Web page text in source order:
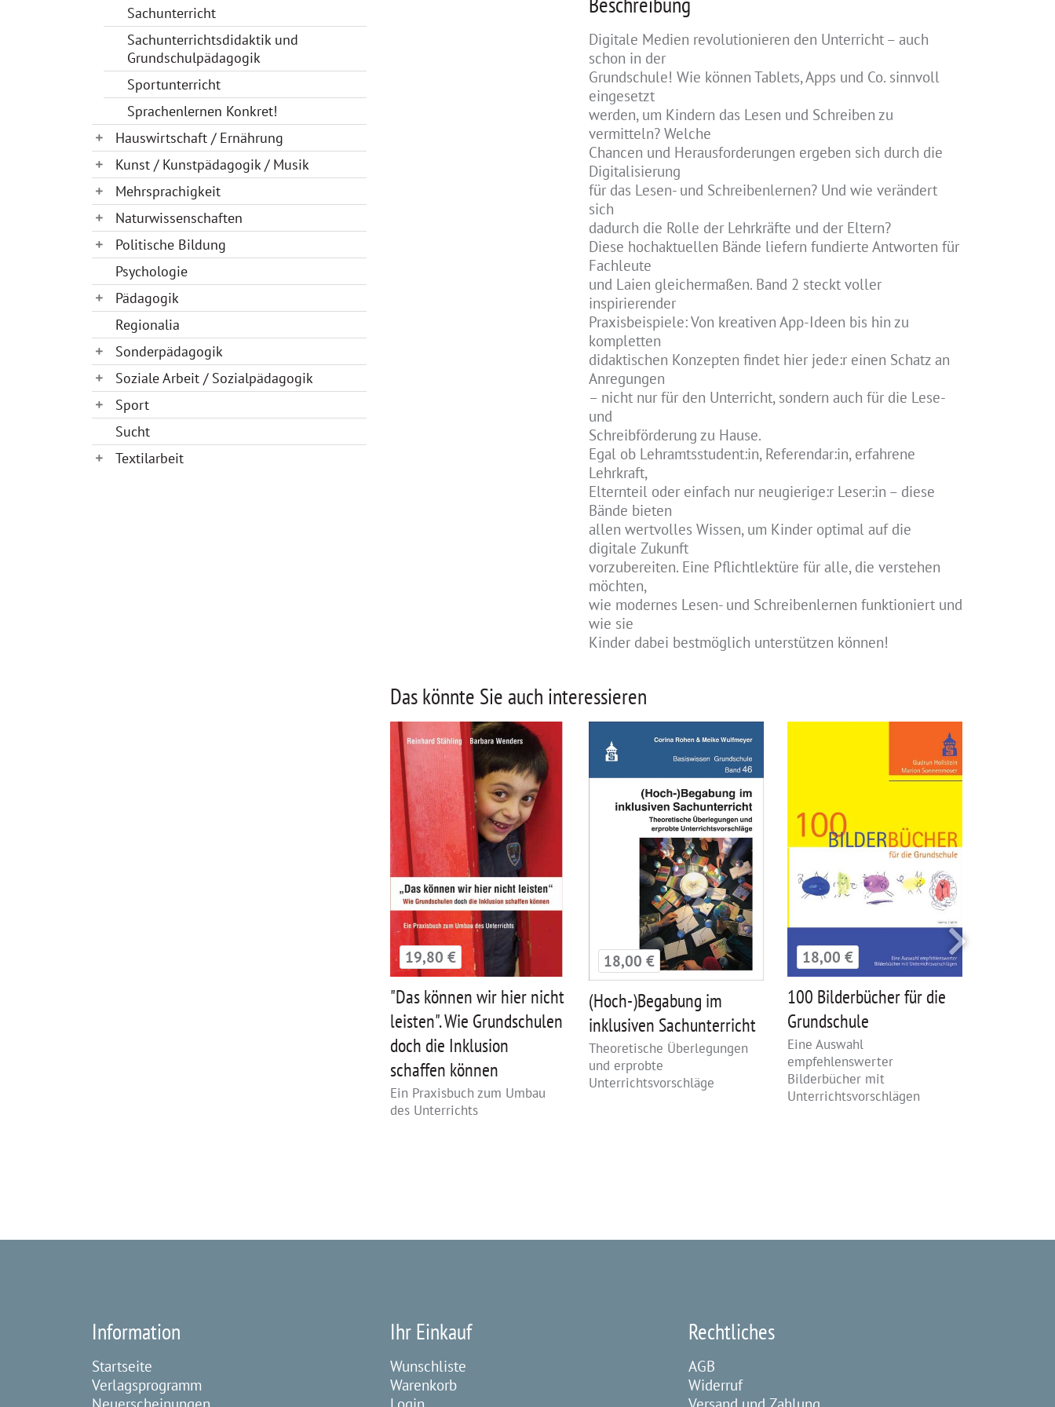
Digitale Medien revolutionieren den Unterricht – auch
schon in der
Grundschule! Wie können Tablets, Apps und Co. sinnvoll
eingesetzt
werden, um Kindern das Lesen und Schreiben zu
vermitteln? Welche
Chancen und Herausforderungen ergeben sich durch die
Digitalisierung
für das Lesen- und Schreibenlernen? Und wie verändert
sich
dadurch die Rolle der Lehrkräfte und der Eltern?
Diese hochaktuellen Bände liefern fundierte Antworten für
Fachleute
und Laien gleichermaßen. Band 2 steckt voller
inspirierender
Praxisbeispiele: Von kreativen App-Ideen bis hin zu
kompletten
didaktischen Konzepten findet hier jede:r einen Schatz an
Anregungen
– nicht nur für den Unterricht, sondern auch für die Lese-
und
Schreibförderung zu Hause.
Egal ob Lehramtsstudent:in, Referendar:in, erfahrene
Lehrkraft,
Elternteil oder einfach nur neugierige:r Leser:in – diese
Bände bieten
allen wertvolles Wissen, um Kinder optimal auf die
digitale Zukunft
vorzubereiten. Eine Pflichtlektüre für alle, die verstehen
möchten,
wie modernes Lesen- und Schreibenlernen funktioniert und
wie sie
Kinder dabei bestmöglich unterstützen können!
Das könnte Sie auch interessieren
19,80 €
"Das können wir hier nicht
leisten". Wie Grundschulen
doch die Inklusion
schaffen können
Ein Praxisbuch zum Umbau
des Unterrichts
18,00 €
(Hoch-)Begabung im
inklusiven Sachunterricht
Theoretische Überlegungen
und erprobte
Unterrichtsvorschläge
18,00 €
100 Bilderbücher für die
Grundschule
Eine Auswahl
empfehlenswerter
Bilderbücher mit
Unterrichtsvorschlägen
Sachunterricht
Sachunterrichtsdidaktik und
Grundschulpädagogik
Sportunterricht
Sprachenlernen Konkret!
Hauswirtschaft / Ernährung
Kunst / Kunstpädagogik / Musik
Mehrsprachigkeit
Naturwissenschaften
Politische Bildung
Psychologie
Pädagogik
Regionalia
Sonderpädagogik
Soziale Arbeit / Sozialpädagogik
Sport
Sucht
Textilarbeit
Information
Startseite
Verlagsprogramm
Ihr Einkauf
Wunschliste
Warenkorb
Rechtliches
AGB
Widerruf